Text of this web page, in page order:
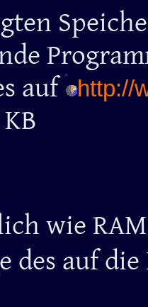
auf
http://
wie
des auf